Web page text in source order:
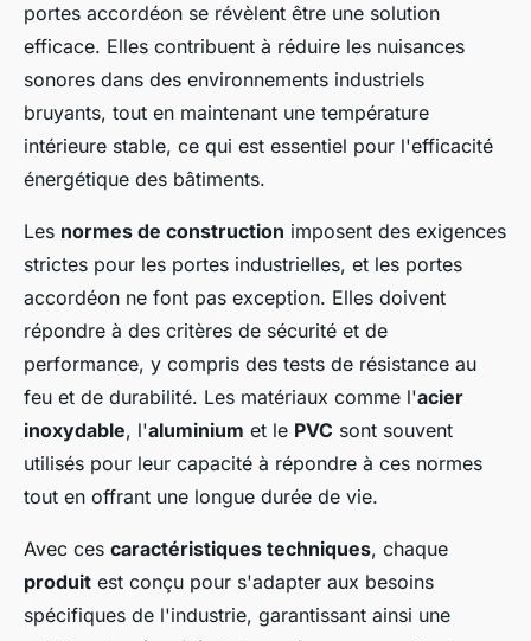
portes accordéon se révèlent être une solution
efficace. Elles contribuent à réduire les nuisances
sonores dans des environnements industriels
bruyants, tout en maintenant une température
intérieure stable, ce qui est essentiel pour l'efficacité
énergétique des bâtiments.
Les normes de construction imposent des exigences
strictes pour les portes industrielles, et les portes
accordéon ne font pas exception. Elles doivent
répondre à des critères de sécurité et de
performance, y compris des tests de résistance au
feu et de durabilité. Les matériaux comme l'acier
inoxydable, l'aluminium et le PVC sont souvent
utilisés pour leur capacité à répondre à ces normes
tout en offrant une longue durée de vie.
Avec ces caractéristiques techniques, chaque
produit est conçu pour s'adapter aux besoins
spécifiques de l'industrie, garantissant ainsi une